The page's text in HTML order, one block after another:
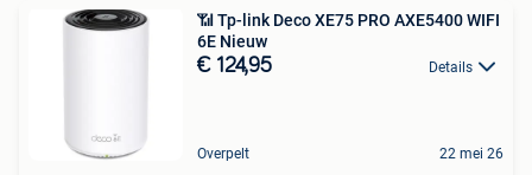
📶 Tp-link Deco XE75 PRO AXE5400 WIFI
6E Nieuw
€ 124,95 Details
Overpelt 22 mei 26